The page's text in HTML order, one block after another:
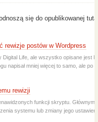
się do opublikowanej
rewizje postów w Wordpress
Life, ale wszystko opisane jest
napisał mniej więcej to samo, ale po
rewizji
funkcji skryptu. Głównym
systemu lub zmiany jego ustawień